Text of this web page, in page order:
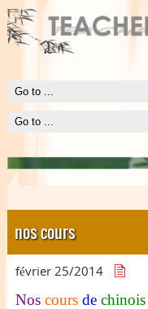
Le Panda
Le Panda est symbole
nos cours
février 25/2014
Noscours de chinois